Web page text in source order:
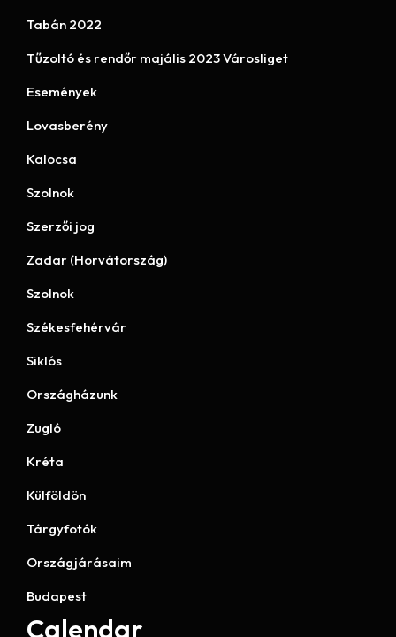
Tabán 2022
Tűzoltó és rendőr majális 2023 Városliget
Események
Lovasberény
Kalocsa
Szolnok
Szerzői jog
Zadar (Horvátország)
Szolnok
Székesfehérvár
Siklós
Országházunk
Zugló
Kréta
Külföldön
Tárgyfotók
Országjárásaim
Budapest
Calendar